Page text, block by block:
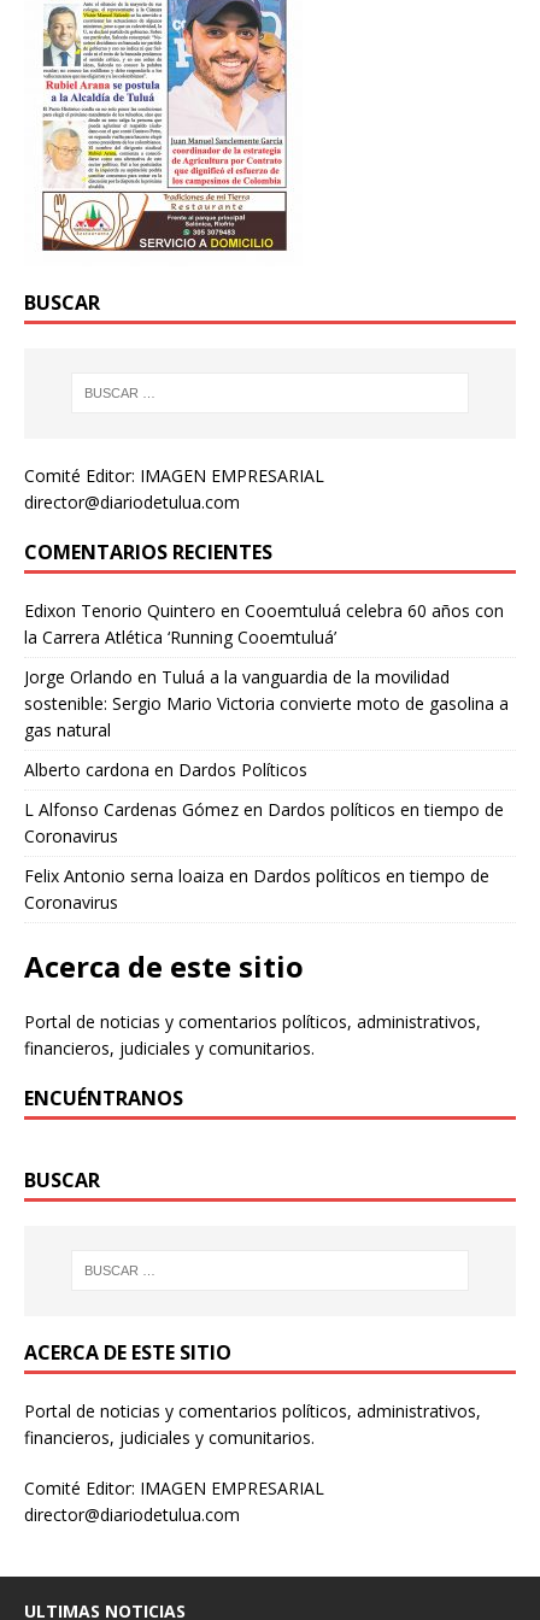
BUSCAR
Comité Editor: IMAGEN EMPRESARIAL
director@diariodetulua.com
COMENTARIOS RECIENTES
Edixon Tenorio Quintero en Cooemtuluá celebra 60 años con
la Carrera Atlética ‘Running Cooemtuluá’
Jorge Orlando en Tuluá a la vanguardia de la movilidad
sostenible: Sergio Mario Victoria convierte moto de gasolina a
gas natural
Alberto cardona en Dardos Políticos
L Alfonso Cardenas Gómez en Dardos políticos en tiempo de
Coronavirus
Felix Antonio serna loaiza en Dardos políticos en tiempo de
Coronavirus
Acerca de este sitio
Portal de noticias y comentarios políticos, administrativos,
financieros, judiciales y comunitarios.
ENCUÉNTRANOS
BUSCAR
ACERCA DE ESTE SITIO
Portal de noticias y comentarios políticos, administrativos,
financieros, judiciales y comunitarios.
Comité Editor: IMAGEN EMPRESARIAL
director@diariodetulua.com
ULTIMAS NOTICIAS